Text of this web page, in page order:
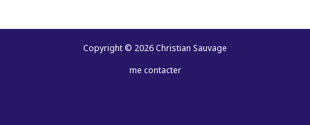
Copyright © 2026 Christian Sauvage
me contacter